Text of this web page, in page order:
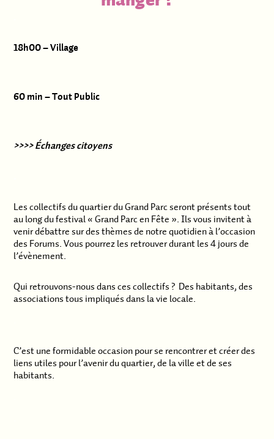
18h00 – Village
60 min – Tout Public
>>>> Échanges citoyens
Les collectifs du quartier du Grand Parc seront présents tout
au long du festival « Grand Parc en Fête ». Ils vous invitent à
venir débattre sur des thèmes de notre quotidien à l’occasion
des Forums. Vous pourrez les retrouver durant les 4 jours de
l’évènement.
Qui retrouvons-nous dans ces collectifs ? Des habitants, des
associations tous impliqués dans la vie locale.
C’est une formidable occasion pour se rencontrer et créer des
liens utiles pour l’avenir du quartier, de la ville et de ses
habitants.